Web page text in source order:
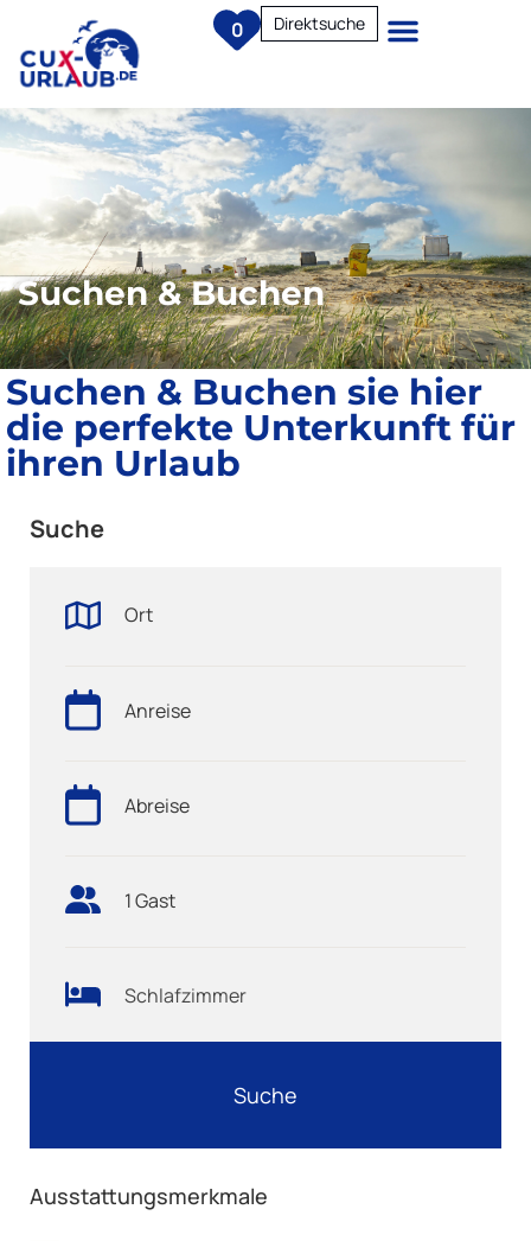
0 Direktsuche
Suchen & Buchen
Suchen & Buchen sie hier
die perfekte Unterkunft für
ihren Urlaub
Suche
Ort
Anreise
Abreise
1 Gast
Schlafzimmer
Ausstattungsmerkmale